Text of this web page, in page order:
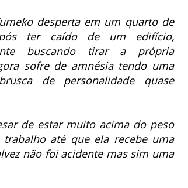
desperta em um quarto de
ter caído de um edifício,
buscando tirar a própria
sofre de amnésia tendo uma
de personalidade quase
de estar muito acima do peso
até que ela recebe uma
não foi acidente mas sim uma